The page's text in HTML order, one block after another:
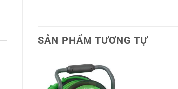
SẢN PHẨM TƯƠNG TỰ